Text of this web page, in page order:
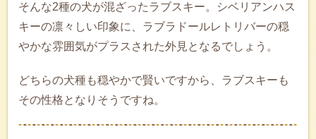
そんな2種の犬が混ざったラブスキー。シベリアンハス
キーの凛々しい印象に、ラブラドールレトリバーの穏
やかな雰囲気がプラスされた外見となるでしょう。
どちらの犬種も穏やかで賢いですから、ラブスキーも
その性格となりそうですね。